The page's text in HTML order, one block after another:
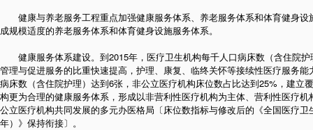
健康与养老服务工程重点加强健康服务体系、养老服务体系和体育健身设
成规模适度的养老服务体系和体育健身设施服务体系。
健康服务体系建设。到2015年，医疗卫生机构每千人口病床数（含住院护
管理与促进服务的比重快速提高，护理、康复、临终关怀等接续性医疗服务
病床数（含住院护理）达到6张，非公立医疗机构床位数占比达到25%，建立
构更为合理的健康服务体系，形成以非营利性医疗机构为主体、营利性医疗
公立医疗机构共同发展的多元办医格局〔床位数指标与修改后的《全国医疗
年）》保持衔接〕。